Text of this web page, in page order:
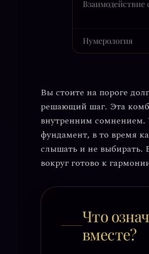
Взаимодействие
Нумерология
Вы стоите на пороге
решающий шаг. Эта
внутренним сомнением.
фундамент, в то время
слышать и не выбирать.
вокруг готово к
Что
вместе?